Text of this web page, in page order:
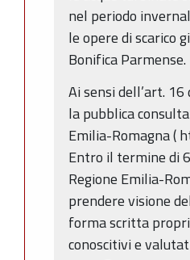
nel periodo
le opere di scarico
Bonifica Parmense.
Ai sensi dell’art.
la pubblica
Emilia-Romagna (
Entro il termine di
Regione Emilia-
prendere visione
forma scritta
conoscitivi e